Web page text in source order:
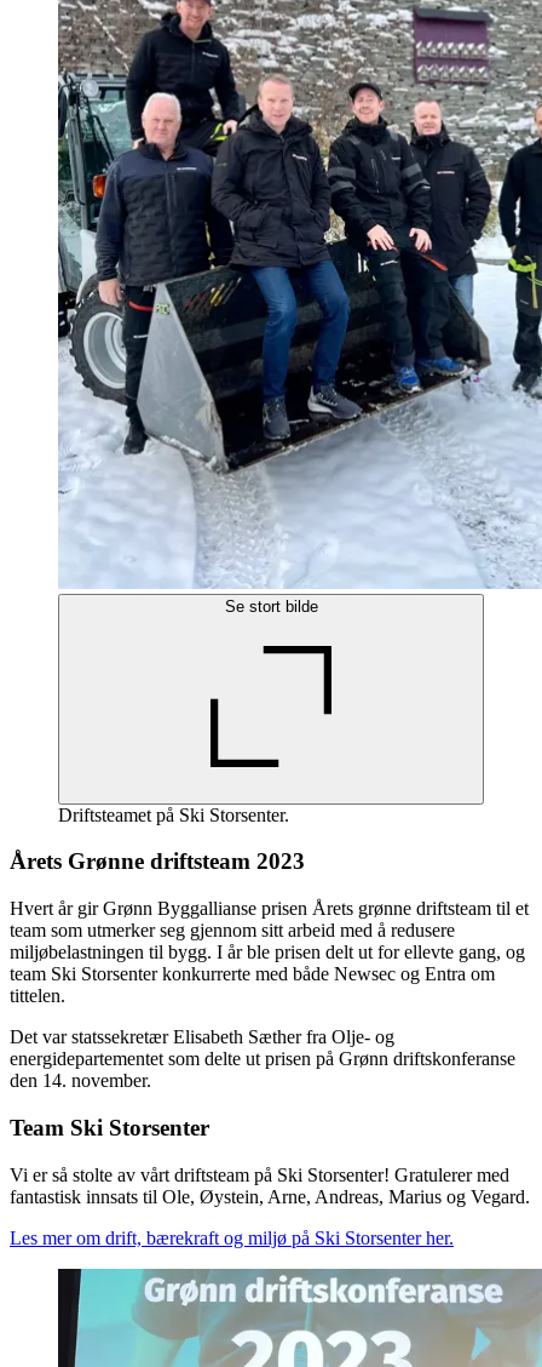
Se stort bilde
Driftsteamet på Ski Storsenter.
Årets Grønne driftsteam 2023
Hvert år gir Grønn Byggallianse prisen Årets grønne driftsteam til et
team som utmerker seg gjennom sitt arbeid med å redusere
miljøbelastningen til bygg. I år ble prisen delt ut for ellevte gang, og
team Ski Storsenter konkurrerte med både Newsec og Entra om
tittelen.
Det var statssekretær Elisabeth Sæther fra Olje- og
energidepartementet som delte ut prisen på Grønn driftskonferanse
den 14. november.
Team Ski Storsenter
Vi er så stolte av vårt driftsteam på Ski Storsenter! Gratulerer med
fantastisk innsats til Ole, Øystein, Arne, Andreas, Marius og Vegard.
Les mer om drift, bærekraft og miljø på Ski Storsenter her.